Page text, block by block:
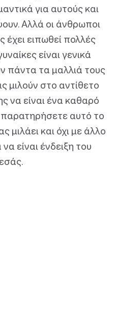
για αυτούς και
Αλλά οι άνθρωποι
έχει ειπωθεί πολλές
είναι γενικά
πάντα τα μαλλιά τους
μιλούν στο αντίθετο
να είναι ένα καθαρό
αυτό το
μιλάει και όχι με άλλο
είναι ένδειξη του